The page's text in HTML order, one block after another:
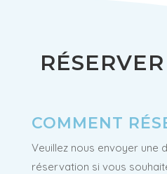
COMMENT
Veuillez nous envoyer une
réservation si vous